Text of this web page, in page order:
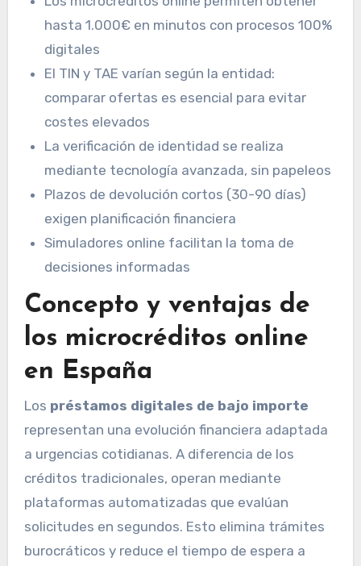
hasta 1.000€ en minutos con procesos 100%
digitales
El TIN y TAE varían según la entidad:
comparar ofertas es esencial para evitar
costes elevados
La verificación de identidad se realiza
mediante tecnología avanzada, sin papeleos
Plazos de devolución cortos (30-90 días)
exigen planificación financiera
Simuladores online facilitan la toma de
decisiones informadas
Concepto y ventajas de
los microcréditos online
en España
Los préstamos digitales de bajo importe
representan una evolución financiera adaptada
a urgencias cotidianas. A diferencia de los
créditos tradicionales, operan mediante
plataformas automatizadas que evalúan
solicitudes en segundos. Esto elimina trámites
burocráticos y reduce el tiempo de espera a